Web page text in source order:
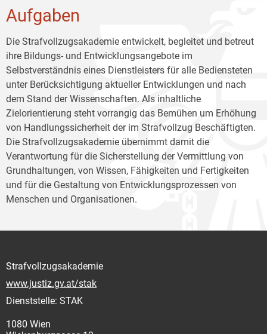
Aufgaben
Die Strafvollzugsakademie entwickelt, begleitet und betreut
ihre Bildungs- und Entwicklungsangebote im
Selbstverständnis eines Dienstleisters für alle Bediensteten
unter Berücksichtigung aktueller Entwicklungen und nach
dem Stand der Wissenschaften. Als inhaltliche
Zielorientierung steht vorrangig das Bemühen um Erhöhung
von Handlungssicherheit der im Strafvollzug Beschäftigten.
Die Strafvollzugsakademie übernimmt damit die
Verantwortung für die Sicherstellung der Vermittlung von
Grundhaltungen, von Wissen, Fähigkeiten und Fertigkeiten
und für die Gestaltung von Entwicklungsprozessen von
Menschen und Organisationen.
Strafvollzugsakademie
www.justiz.gv.at/stak
Dienststelle: STAK
1080 Wien